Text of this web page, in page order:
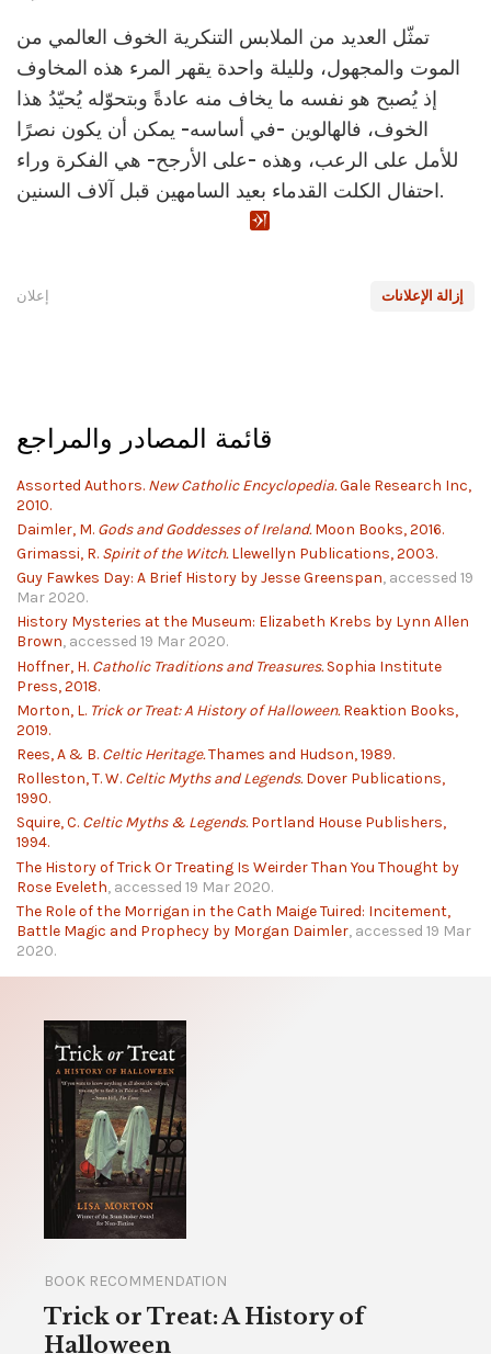
تمثّل العديد من الملابس التنكرية الخوف العالمي من
الموت والمجهول، ولليلة واحدة يقهر المرء هذه المخاوف
إذ يُصبح هو نفسه ما يخاف منه عادةً وبتحوّله يُحيّدُ هذا
الخوف، فالهالوين -في أساسه- يمكن أن يكون نصرًا
للأمل على الرعب، وهذه -على الأرجح- هي الفكرة وراء
احتفال الكلت القدماء بعيد السامهين قبل آلاف السنين.
إزالة الإعلانات إعلان
قائمة المصادر والمراجع
Assorted Authors. New Catholic Encyclopedia.Gale Research Inc,
2010.
Daimler, M. Gods and Goddesses of Ireland.Moon Books, 2016.
Grimassi, R. Spirit of the Witch.Llewellyn Publications, 2003.
Guy Fawkes Day: A Brief History by Jesse Greenspan, accessed 19
Mar 2020.
History Mysteries at the Museum: Elizabeth Krebs by Lynn Allen
Brown, accessed 19 Mar 2020.
Hoffner, H. Catholic Traditions and Treasures.Sophia Institute
Press, 2018.
Morton, L. Trick or Treat: A History of Halloween.Reaktion Books,
2019.
Rees, A & B. Celtic Heritage.Thames and Hudson, 1989.
Rolleston, T. W. Celtic Myths and Legends.Dover Publications,
1990.
Squire, C. Celtic Myths & Legends.Portland House Publishers,
1994.
The History of Trick Or Treating Is Weirder Than You Thought by
Rose Eveleth, accessed 19 Mar 2020.
The Role of the Morrigan in the Cath Maige Tuired: Incitement,
Battle Magic and Prophecy by Morgan Daimler, accessed 19 Mar
2020.
BOOK RECOMMENDATION
Trick or Treat: A History of
Halloween